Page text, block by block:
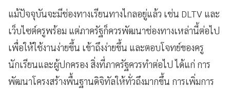
แม้ปัจจุบันจะมีช่องทางเรียนทางไกลอยู่แล้ว เช่น DLTV และ
เว็บไซต์ครูพร้อม แต่ภาครัฐก็ควรพัฒนาช่องทางเหล่านี้ต่อไป
เพื่อให้ใช้งานง่ายขึ้น เข้าถึงง่ายขึ้น และตอบโจทย์ของครู
นักเรียนและผู้ปกครอง สิ่งที่ภาครัฐควรทำต่อไป ได้แก่ การ
พัฒนาโครงสร้างพื้นฐานดิจิทัลให้ทั่วถึงมากขึ้น การเพิ่มการ